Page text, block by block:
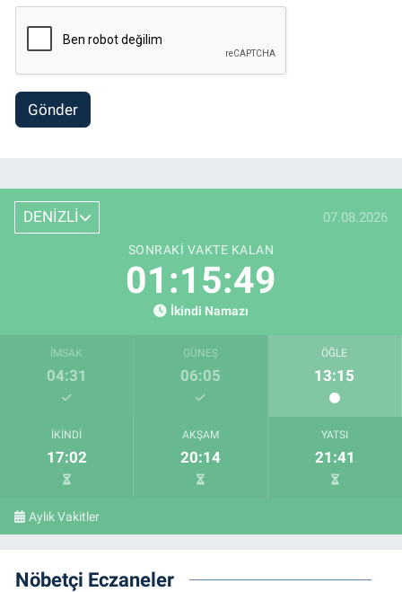
Gönder
DENİZLİ 07.08.2026
SONRAKI VAKTE KALAN
01:15:48
İkindi Namazı
İMSAK
04:31
GÜNEŞ
06:05
ÖĞLE
13:15
İKINDI
17:02
AKŞAM
20:14
YATSI
21:41
Aylık Vakitler
Nöbetçi Eczaneler